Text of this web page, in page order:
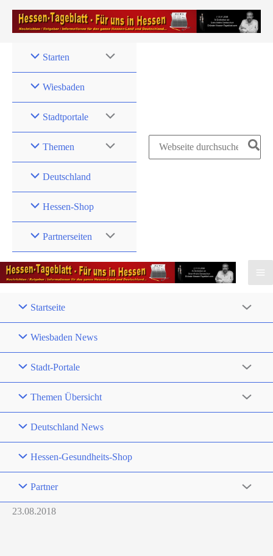
Zum
Inhalt
Starten
Wiesbaden
Stadtportale
Themen
Deutschland
Hessen-Shop
Partnerseiten
Search
Startseite
Wiesbaden News
Stadt-Portale
Themen Übersicht
Deutschland News
Hessen-Gesundheits-Shop
Partner
23.08.2018